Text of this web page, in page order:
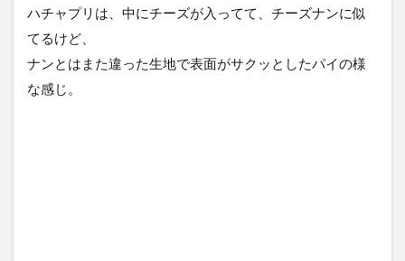
ハチャプリは、中にチーズが入ってて、チーズナンに似
てるけど、
ナンとはまた違った生地で表面がサクッとしたパイの様
な感じ。